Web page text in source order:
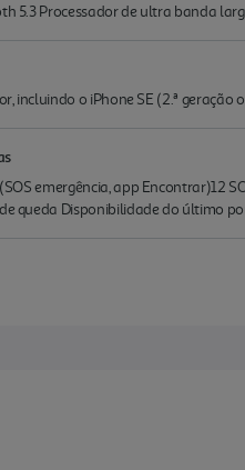
5.3 Proces­sador de ultra ban­da
incluindo o iPhone SE (2.ª
emergência, app Encontrar)12
queda Disponi­bilidade do último